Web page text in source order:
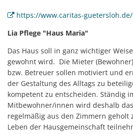
https://www.caritas-
Lia Pflege "Haus Maria"
Das Haus soll in ganz wichtiger
gewohnt wird. Die Mieter
bzw. Betreuer sollen motiviert und
der Gestaltung des Alltags zu
kompetent zu entscheiden. Ständig
Mitbewohner/innen wird deshalb
regelmäßig aus den Zimmern geholt
Leben der Hausgemeinschaft